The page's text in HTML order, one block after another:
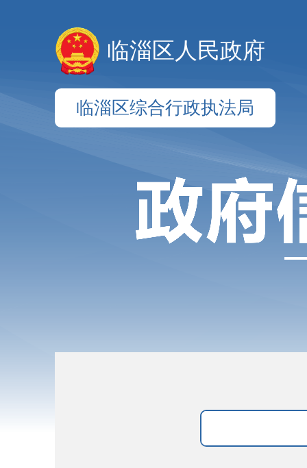
临淄区人民政府
临淄区综合行政执法局